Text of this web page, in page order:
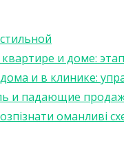
и доме:
и в клинике:
и падающие
оманливі